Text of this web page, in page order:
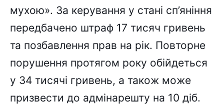
мухою». За керування у стані сп’яніння
передбачено штраф 17 тисяч гривень
та позбавлення прав на рік. Повторне
порушення протягом року обійдеться
у 34 тисячі гривень, а також може
призвести до адмінарешту на 10 діб.